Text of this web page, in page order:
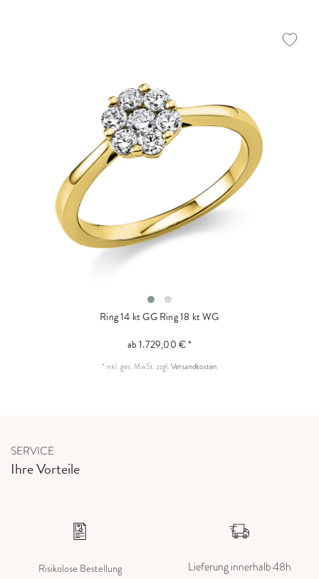
Ring 14 kt GGRing 18 kt WG
ab 1.729,00 € *
* inkl. ges. MwSt.zzgl.Versandkosten
SERVICE
Ihre Vorteile
Risikolose Bestellung Lieferung innerhalb 48h